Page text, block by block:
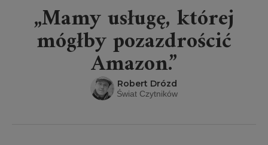
„Mamy usługę, której
mógłby pozazdrościć
Amazon.”
Robert Drózd
Świat Czytników